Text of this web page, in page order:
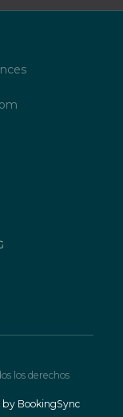
con
para
los derechos
BookingSync